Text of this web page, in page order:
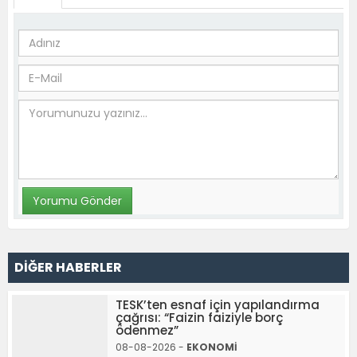
DİĞER HABERLER
TESK’ten esnaf için yapılandırma
çağrısı: “Faizin faiziyle borç
ödenmez”
08-08-2026 - EKONOMİ